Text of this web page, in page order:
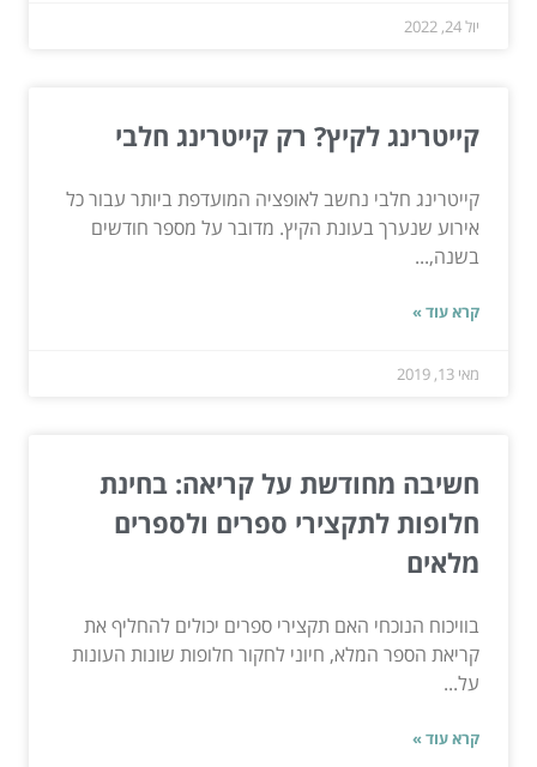
יול 24, 2022
קייטרינג לקיץ? רק קייטרינג חלבי
קייטרינג חלבי נחשב לאופציה המועדפת ביותר עבור כל
אירוע שנערך בעונת הקיץ. מדובר על מספר חודשים
בשנה,...
קרא עוד »
מאי 13, 2019
חשיבה מחודשת על קריאה: בחינת
חלופות לתקצירי ספרים ולספרים
מלאים
בוויכוח הנוכחי האם תקצירי ספרים יכולים להחליף את
קריאת הספר המלא, חיוני לחקור חלופות שונות העונות
על...
קרא עוד »